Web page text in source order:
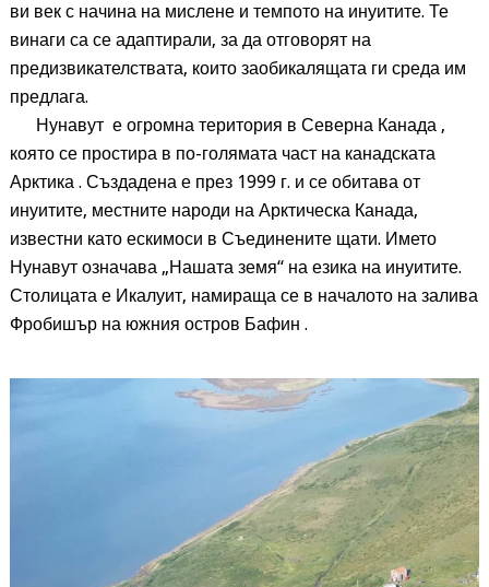
ви век с начина на мислене и темпото на инуитите. Те
винаги са се адаптирали, за да отговорят на
предизвикателствата, които заобикалящата ги среда им
предлага.
Нунавут е огромна територия в Северна Канада ,
която се простира в по-голямата част на канадската
Арктика . Създадена е през 1999 г. и се обитава от
инуитите, местните народи на Арктическа Канада,
известни като ескимоси в Съединените щати. Името
Нунавут означава „Нашата земя“ на езика на инуитите.
Столицата е Икалуит, намираща се в началото на залива
Фробишър на южния остров Бафин .